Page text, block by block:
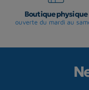
Boutique physique
ouverte du mardi au